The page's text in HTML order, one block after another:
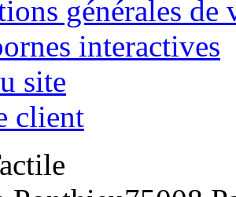
générales de
interactives
site
client